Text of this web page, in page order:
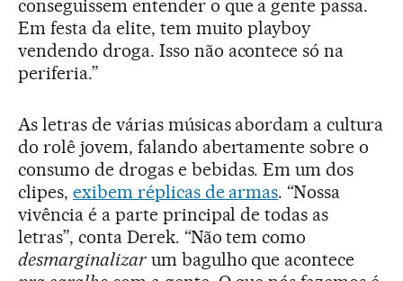
conseguissem entender o que a gente passa.
Em festa da elite, tem muito playboy
vendendo droga. Isso não acontece só na
periferia.”
As letras de várias músicas abordam a cultura
do rolê jovem, falando abertamente sobre o
consumo de drogas e bebidas. Em um dos
clipes, exibem réplicas de armas. “Nossa
vivência é a parte principal de todas as
letras”, conta Derek. “Não tem como
desmarginalizarum bagulho que acontece